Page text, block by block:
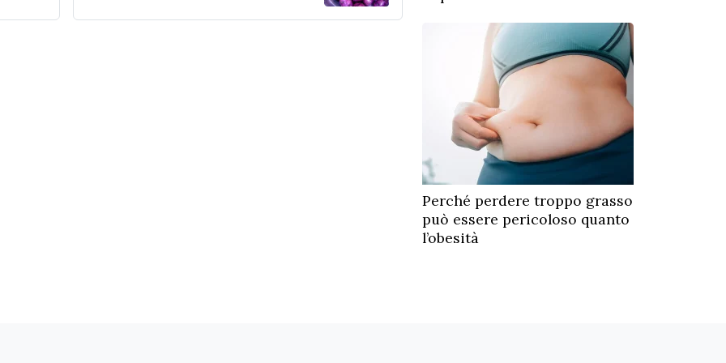
Perché perdere troppo grasso
può essere pericoloso quanto
l’obesità